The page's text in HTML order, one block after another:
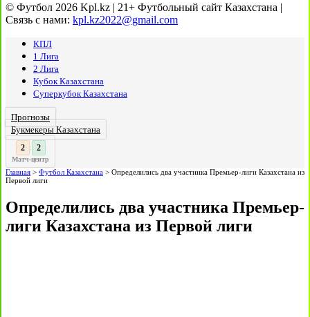
© Футбол 2026 Kpl.kz | 21+ Футбольный сайт Казахстана |
Связь с нами: kpl.kz2022@gmail.com
КПЛ
1 Лига
2 Лига
Кубок Казахстана
Суперкубок Казахстана
Прогнозы
Букмекеры Казахстана
3
:
Матч-центр
Главная > Футбол Казахстана > Определились два участника Премьер-лиги Казахстана из
Первой лиги
Определились два участника Премьер-
лиги Казахстана из Первой лиги